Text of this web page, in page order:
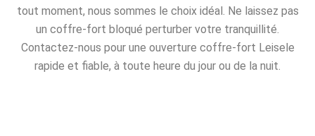
tout moment, nous sommes le choix idéal. Ne laissez pas
un coffre-fort bloqué perturber votre tranquillité.
Contactez-nous pour une ouverture coffre-fort Leisele
rapide et fiable, à toute heure du jour ou de la nuit.